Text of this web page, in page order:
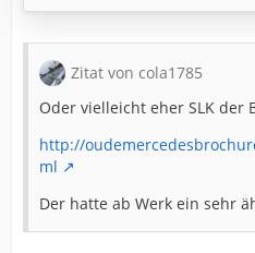
Zitat von cola1785
Oder vielleicht eher SLK der
http://
ml
Der hatte ab Werk ein sehr